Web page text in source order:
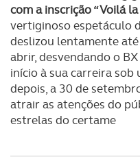
com a inscrição “Voilá
vertiginoso espetáculo
deslizou lentamente
abrir, desvendando o
início à sua carreira sob
depois, a 30 de
atrair as atenções do
estrelas do certame